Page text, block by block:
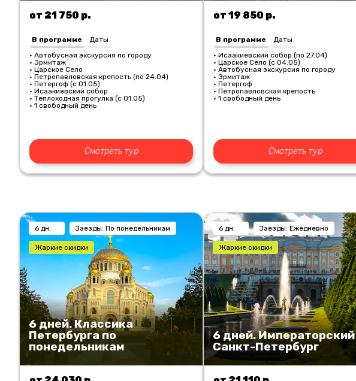
от 21 750 р.
В программе
Даты
• Автобусная экскурсия по городу
• Эрмитаж
• Царское Село
• Петропавловская крепость (по 24.04)
• Петергоф (с 01.05)
• Исаакиевский собор
• Теплоходная прогулка (с 01.05)
• 1 свободный день
Смотреть тур
от 19 850 р.
В программе
Даты
• Исаакиевский собор (по 27.04)
• Царское Село (с 04.05)
• Автобусная экскурсия по городу
• Эрмитаж
• Петергоф
• Петропавловская крепость
• 1 свободный день
Смотреть тур
6 дн. Заезды: По понедельникам
Жаркие скидки
6 дней. Классика
Петербурга по
понедельникам
6 дн. Заезды: Ежедневно
Жаркие скидки
6 дней. Императорский
Санкт-Петербург